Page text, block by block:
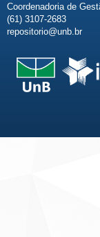
Coordenadoria de
(61) 3107-2683
repositorio@unb.br